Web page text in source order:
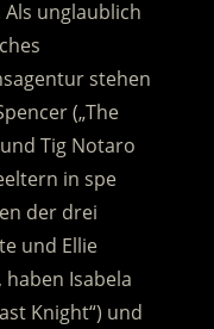
unglaublich
stehen
(„The
und Tig Notaro
in spe
der drei
und Ellie
Isabela
Knight“) und